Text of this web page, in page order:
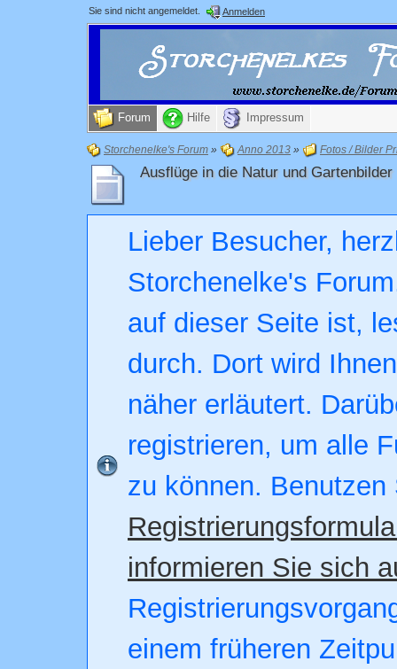
Sie sind nicht angemeldet. Anmelden
Forum Hilfe Impressum
Storchenelke's Forum » Anno 2013 » Fotos / Bilder
Ausflüge in die Natur und Gartenbilder
Lieber Besucher,
Storchenelke's
auf dieser Seite ist,
durch. Dort wird
näher erläutert.
registrieren, um alle
zu können. Benutzen
informieren Sie sich
einem früheren